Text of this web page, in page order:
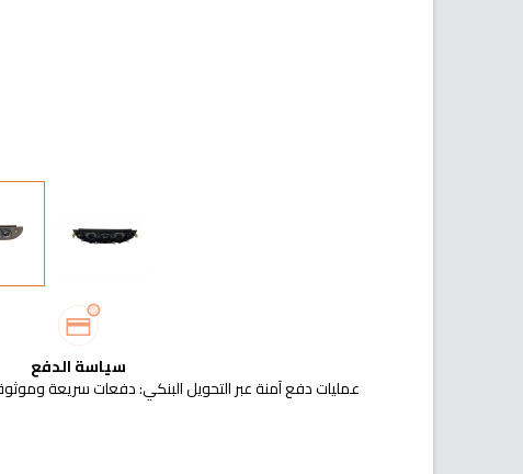
سياسة الدفع
عمليات دفع آمنة عبر التحويل البنكي: دفعات سريعة